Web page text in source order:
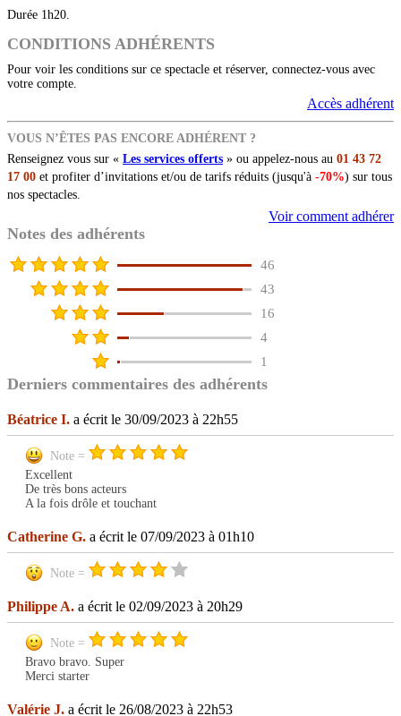
Durée 1h20.
CONDITIONS ADHÉRENTS
Pour voir les conditions sur ce spectacle et réserver, connectez-vous avec
votre compte.
Accès adhérent
VOUS N’ÊTES PAS ENCORE ADHÉRENT ?
Renseignez vous sur « Les services offerts » ou appelez-nous au 01 43 72
17 00 et profiter d’invitations et/ou de tarifs réduits (jusqu'à -70%) sur tous
nos spectacles.
Voir comment adhérer
Notes des adhérents
46
43
16
4
1
Derniers commentaires des adhérents
Béatrice I. a écrit le 30/09/2023 à 22h55
Note =
Excellent
De très bons acteurs
A la fois drôle et touchant
Catherine G. a écrit le 07/09/2023 à 01h10
Note =
Philippe A. a écrit le 02/09/2023 à 20h29
Note =
Bravo bravo. Super
Merci starter
Valérie J. a écrit le 26/08/2023 à 22h53